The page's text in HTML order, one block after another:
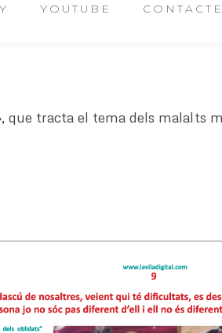
YOUTUBE CONTACTE
tracta el tema dels malalts